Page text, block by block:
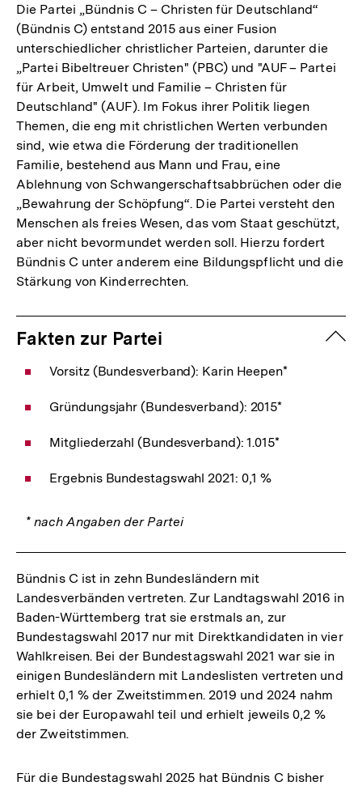
Die Partei „Bündnis C – Christen für Deutschland“
(Bündnis C) entstand 2015 aus einer Fusion
unterschiedlicher christlicher Parteien, darunter die
„Partei Bibeltreuer Christen" (PBC) und "AUF – Partei
für Arbeit, Umwelt und Familie – Christen für
Deutschland" (AUF). Im Fokus ihrer Politik liegen
Themen, die eng mit christlichen Werten verbunden
sind, wie etwa die Förderung der traditionellen
Familie, bestehend aus Mann und Frau, eine
Ablehnung von Schwangerschaftsabbrüchen oder die
„Bewahrung der Schöpfung“. Die Partei versteht den
Menschen als freies Wesen, das vom Staat geschützt,
aber nicht bevormundet werden soll. Hierzu fordert
Bündnis C unter anderem eine Bildungspflicht und die
Stärkung von Kinderrechten.
Fakten zur Partei
Vorsitz (Bundesverband): Karin Heepen*
Gründungsjahr (Bundesverband): 2015*
Mitgliederzahl (Bundesverband): 1.015*
Ergebnis Bundestagswahl 2021: 0,1 %
* nach Angaben der Partei
Bündnis C ist in zehn Bundesländern mit
Landesverbänden vertreten. Zur Landtagswahl 2016 in
Baden-Württemberg trat sie erstmals an, zur
Bundestagswahl 2017 nur mit Direktkandidaten in vier
Wahlkreisen. Bei der Bundestagswahl 2021 war sie in
einigen Bundesländern mit Landeslisten vertreten und
erhielt 0,1 % der Zweitstimmen. 2019 und 2024 nahm
sie bei der Europawahl teil und erhielt jeweils 0,2 %
der Zweitstimmen.
Für die Bundestagswahl 2025 hat Bündnis C bisher